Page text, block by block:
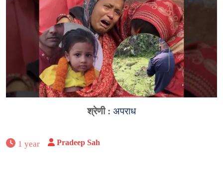
श्रेणी : अपराध
1 year Pradeep Sah